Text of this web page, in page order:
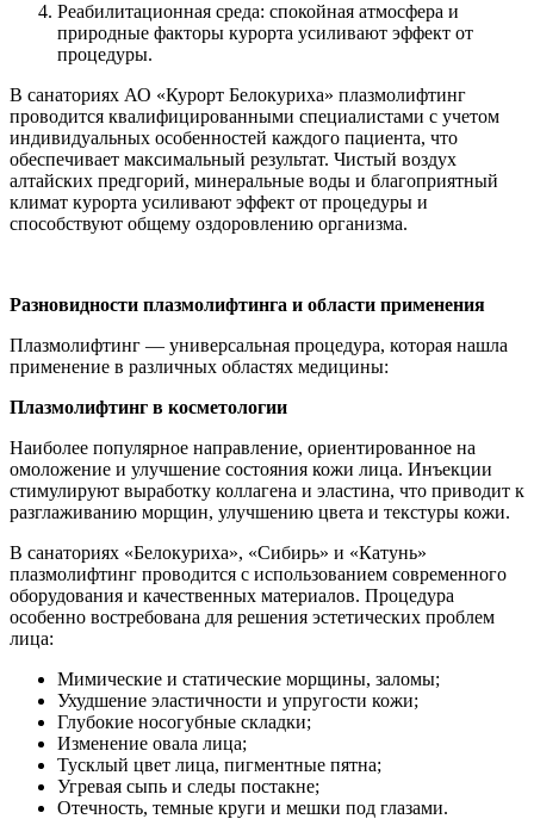
Реабилитационная среда: спокойная атмосфера и
природные факторы курорта усиливают эффект от
процедуры.
В санаториях АО «Курорт Белокуриха» плазмолифтинг
проводится квалифицированными специалистами с учетом
индивидуальных особенностей каждого пациента, что
обеспечивает максимальный результат. Чистый воздух
алтайских предгорий, минеральные воды и благоприятный
климат курорта усиливают эффект от процедуры и
способствуют общему оздоровлению организма.
Разновидности плазмолифтинга и области применения
Плазмолифтинг — универсальная процедура, которая нашла
применение в различных областях медицины:
Плазмолифтинг в косметологии
Наиболее популярное направление, ориентированное на
омоложение и улучшение состояния кожи лица. Инъекции
стимулируют выработку коллагена и эластина, что приводит к
разглаживанию морщин, улучшению цвета и текстуры кожи.
В санаториях «Белокуриха», «Сибирь» и «Катунь»
плазмолифтинг проводится с использованием современного
оборудования и качественных материалов. Процедура
особенно востребована для решения эстетических проблем
лица:
Мимические и статические морщины, заломы;
Ухудшение эластичности и упругости кожи;
Глубокие носогубные складки;
Изменение овала лица;
Тусклый цвет лица, пигментные пятна;
Угревая сыпь и следы постакне;
Отечность, темные круги и мешки под глазами.